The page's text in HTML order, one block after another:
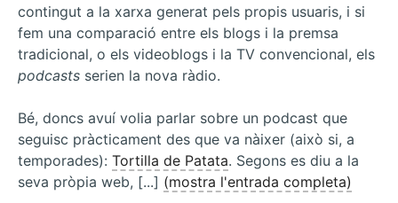
contingut a la xarxa generat pels propis usuaris, i si
fem una comparació entre els blogs i la premsa
tradicional, o els videoblogs i la TV convencional, els
podcasts serien la nova ràdio.
Bé, doncs avuí volia parlar sobre un podcast que
seguisc pràcticament des que va nàixer (això si, a
temporades): Tortilla de Patata. Segons es diu a la
seva pròpia web, [...] (mostra l'entrada completa)